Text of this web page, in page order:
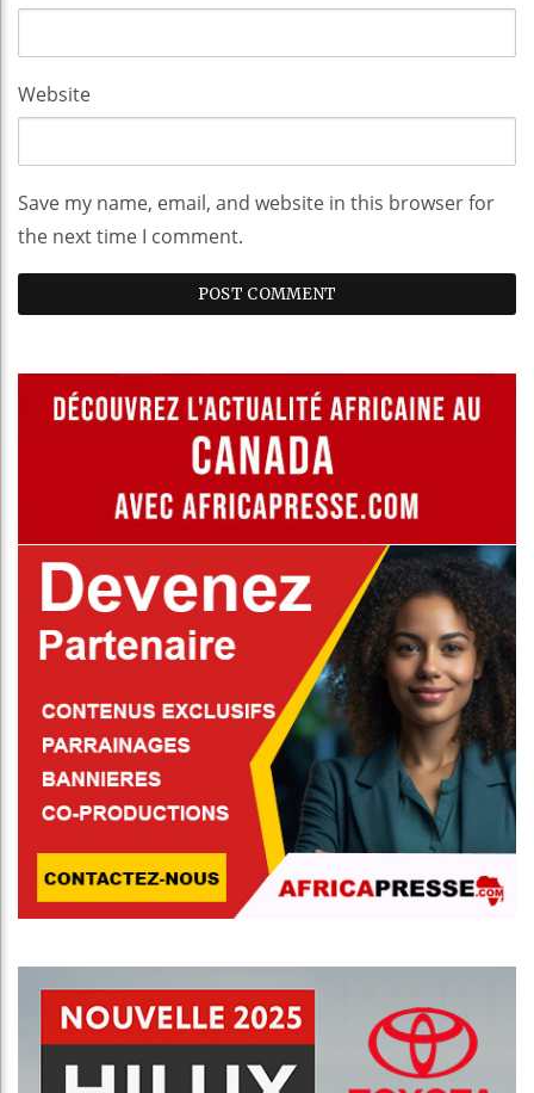
Website
Save my name, email, and website in this browser for
the next time I comment.